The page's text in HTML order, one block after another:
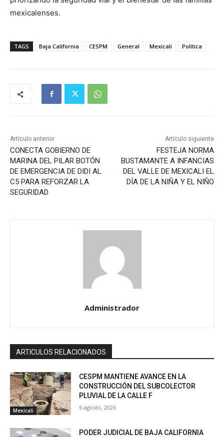
mexicalenses.
TAGS Baja California CESPM General Mexicali Política
Artículo anterior
CONECTA GOBIERNO DE
MARINA DEL PILAR BOTÓN
DE EMERGENCIA DE DIDI AL
C5 PARA REFORZAR LA
SEGURIDAD
Artículo siguiente
FESTEJA NORMA
BUSTAMANTE A INFANCIAS
DEL VALLE DE MEXICALI EL
DÍA DE LA NIÑA Y EL NIÑO
Administrador
ARTICULOS RELACIONADOS
Mexicali
CESPM MANTIENE AVANCE EN LA
CONSTRUCCIÓN DEL SUBCOLECTOR
PLUVIAL DE LA CALLE F
6 agosto, 2026
PODER JUDICIAL DE BAJA CALIFORNIA